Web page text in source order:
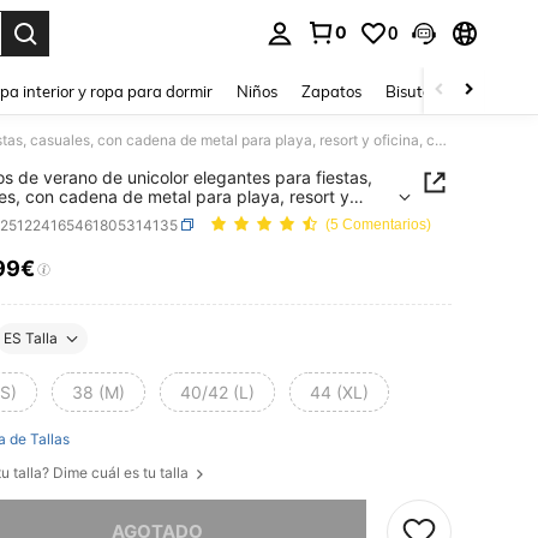
0 0
interior y ropa para dormir Niños Zapatos Bisutería Y
Vestidos de verano de unicolor elegantes para fiestas, casuales, con cadena de metal para playa, resort y oficina, color negro
de verano de unicolor elegantes para fiestas,
con cadena de metal para playa, resort y
color negro
(5 Comentarios)
AND AVAILABILITY
ES Talla
38 (M) 40/42 (L) 44 (XL)
de Tallas
talla? Dime cuál es tu talla
AGOTADO
este producto está agotado.